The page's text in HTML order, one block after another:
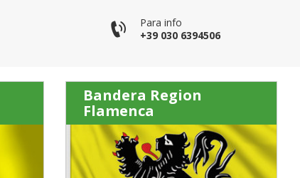
¿Contraseña olvidada?
Para info
+39 030 6394506
Bandera Region
Flamenca